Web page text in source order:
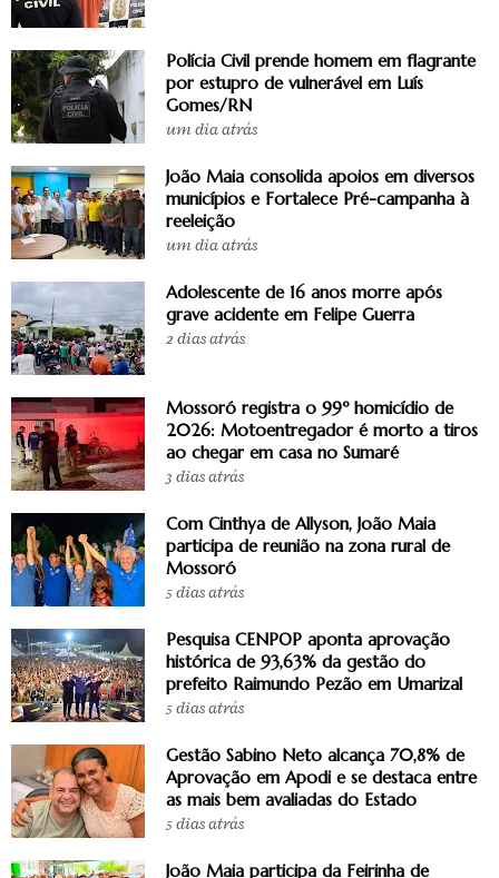
Polícia Civil prende homem em flagrante
por estupro de vulnerável em Luís
Gomes/RN
um dia atrás
João Maia consolida apoios em diversos
municípios e Fortalece Pré-campanha à
reeleição
um dia atrás
Adolescente de 16 anos morre após
grave acidente em Felipe Guerra
2 dias atrás
Mossoró registra o 99º homicídio de
2026: Motoentregador é morto a tiros
ao chegar em casa no Sumaré
3 dias atrás
Com Cinthya de Allyson, João Maia
participa de reunião na zona rural de
Mossoró
5 dias atrás
Pesquisa CENPOP aponta aprovação
histórica de 93,63% da gestão do
prefeito Raimundo Pezão em Umarizal
5 dias atrás
Gestão Sabino Neto alcança 70,8% de
Aprovação em Apodi e se destaca entre
as mais bem avaliadas do Estado
5 dias atrás
João Maia participa da Feirinha de